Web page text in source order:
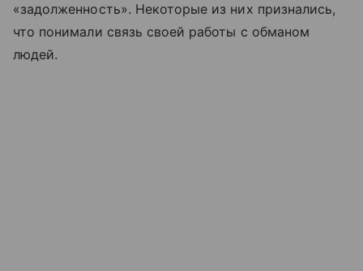
«задолженность». Некоторые из них признались,
что понимали связь своей работы с обманом
людей.